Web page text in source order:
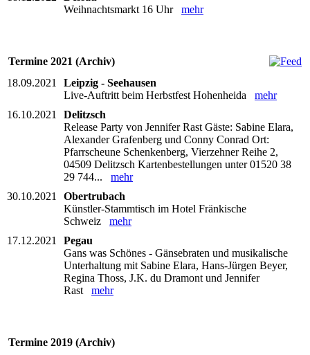
Weihnachtsmarkt 16 Uhr mehr
Termine 2021 (Archiv)
18.09.2021
Leipzig - Seehausen
Live-Auftritt beim Herbstfest Hohenheida mehr
16.10.2021
Delitzsch
Release Party von Jennifer Rast Gäste: Sabine Elara,
Alexander Grafenberg und Conny Conrad Ort:
Pfarrscheune Schenkenberg, Vierzehner Reihe 2,
04509 Delitzsch Kartenbestellungen unter 01520 38
29 744... mehr
30.10.2021
Obertrubach
Künstler-Stammtisch im Hotel Fränkische
Schweiz mehr
17.12.2021
Pegau
Gans was Schönes - Gänsebraten und musikalische
Unterhaltung mit Sabine Elara, Hans-Jürgen Beyer,
Regina Thoss, J.K. du Dramont und Jennifer
Rast mehr
Termine 2019 (Archiv)